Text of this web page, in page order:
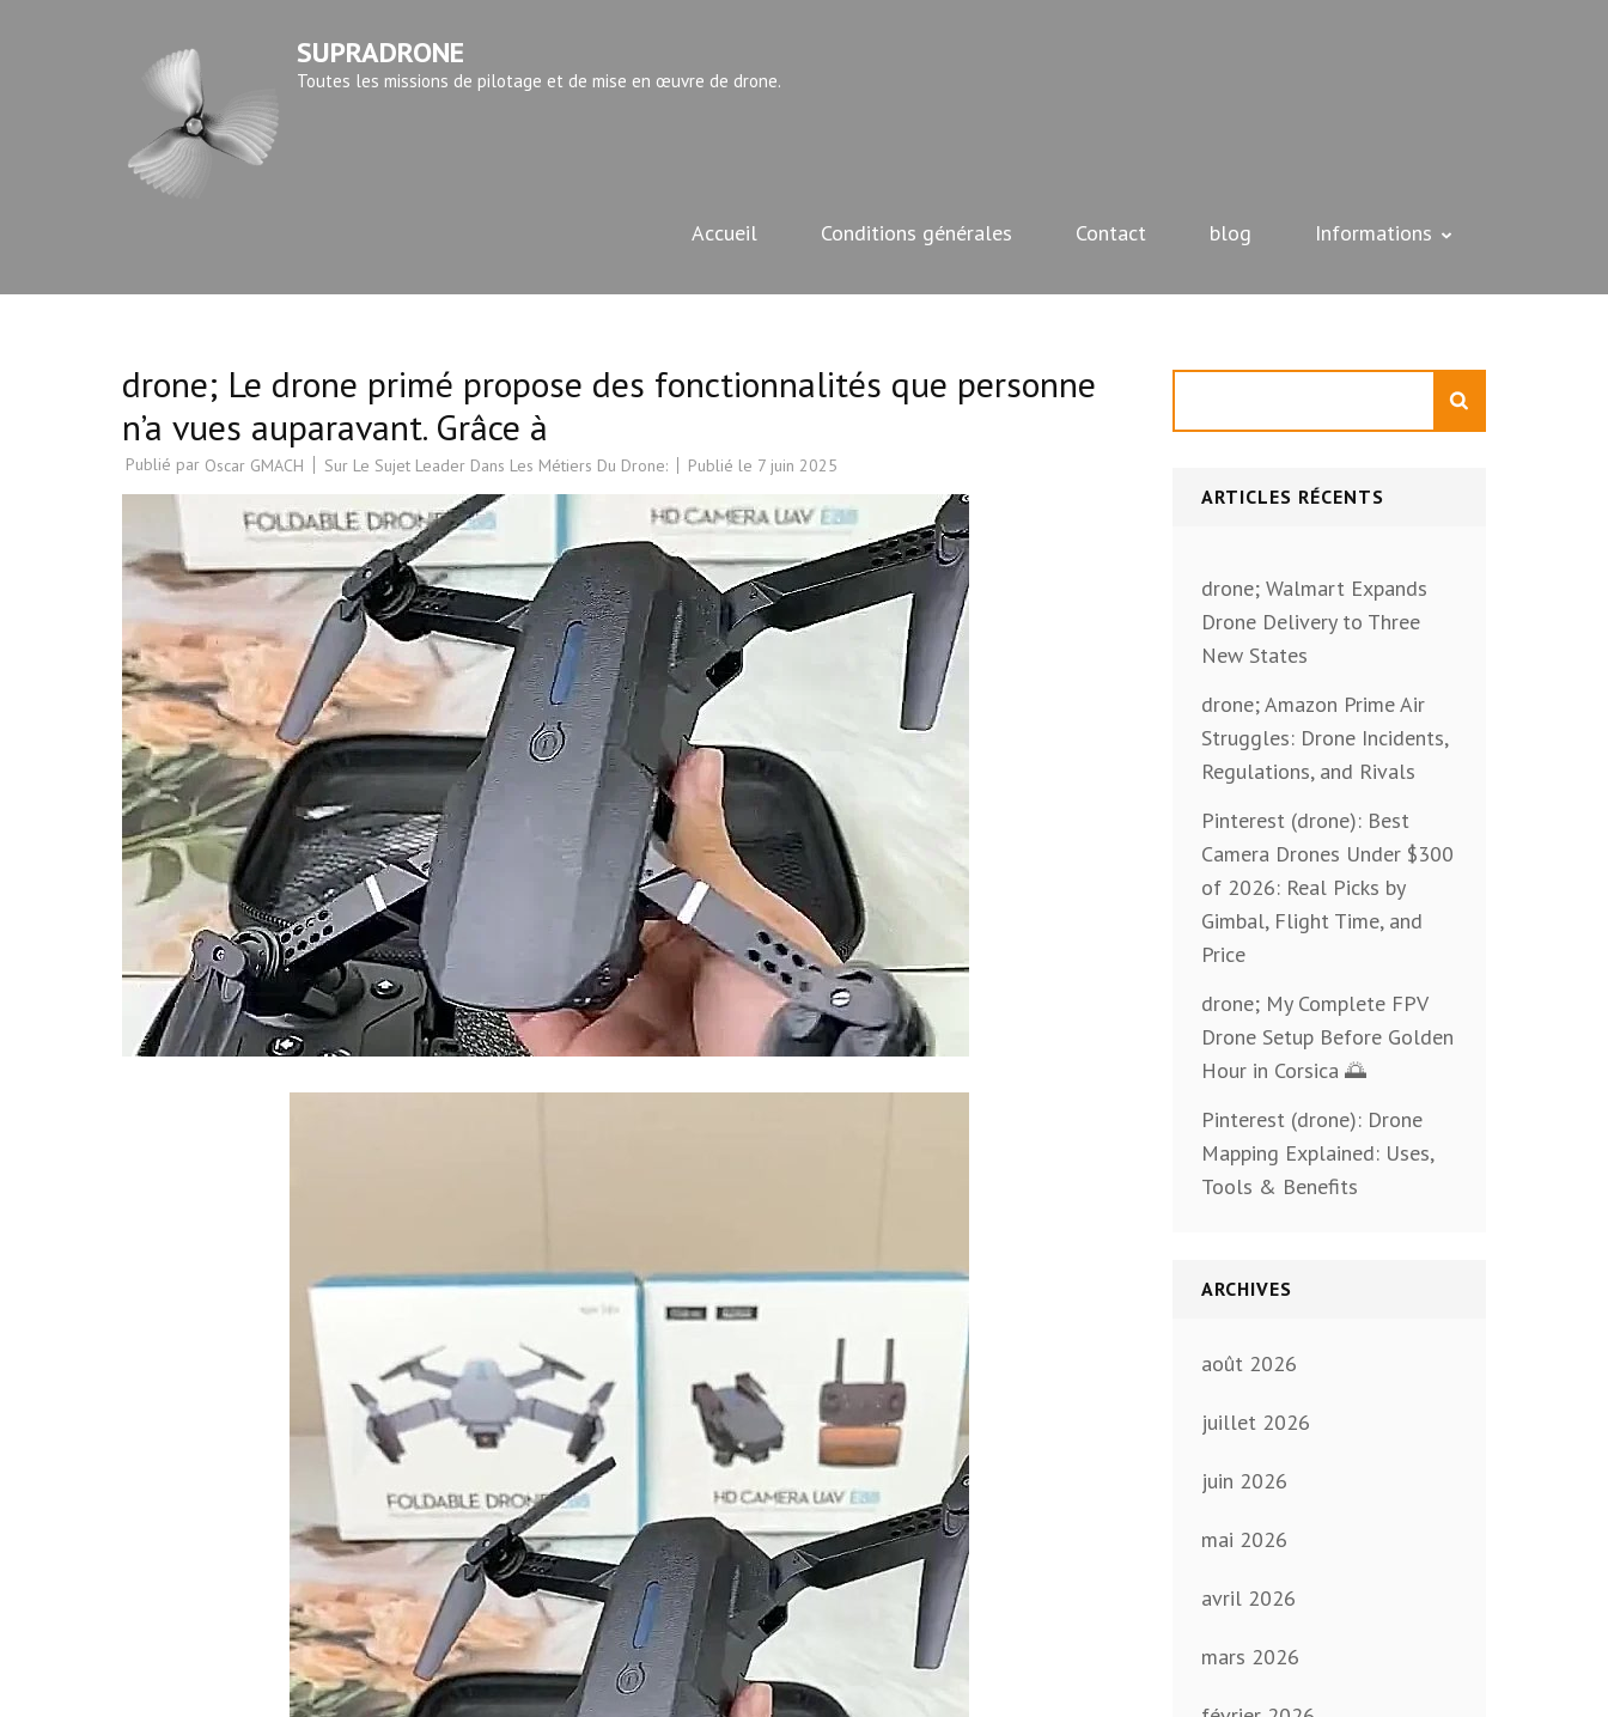
SUPRADRONE
Toutes les missions de pilotage et de mise en œuvre de drone.
Accueil Conditions générales Contact blog Informations
drone; Le drone primé propose des fonctionnalités que personne
n’a vues auparavant. Grâce à
Publié par Oscar GMACH Sur Le Sujet Leader Dans Les Métiers Du Drone: Publié le 7 juin 2025
ARTICLES RÉCENTS
drone; Walmart Expands
Drone Delivery to Three
New States
drone; Amazon Prime Air
Struggles: Drone Incidents,
Regulations, and Rivals
Pinterest (drone): Best
Camera Drones Under $300
of 2026: Real Picks by
Gimbal, Flight Time, and
Price
drone; My Complete FPV
Drone Setup Before Golden
Hour in Corsica 🌅
Pinterest (drone): Drone
Mapping Explained: Uses,
Tools & Benefits
ARCHIVES
août 2026
juillet 2026
juin 2026
mai 2026
avril 2026
mars 2026